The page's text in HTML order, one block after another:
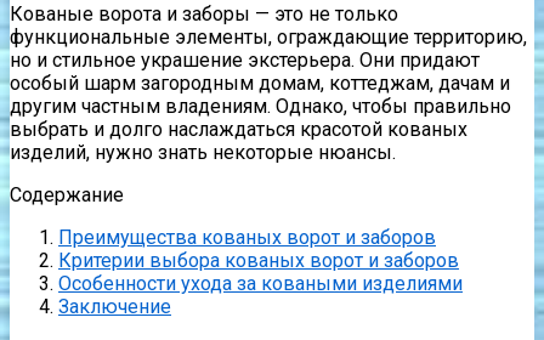
Кованые ворота и заборы — это не только
функциональные элементы, ограждающие территорию,
но и стильное украшение экстерьера. Они придают
особый шарм загородным домам, коттеджам, дачам и
другим частным владениям. Однако, чтобы правильно
выбрать и долго наслаждаться красотой кованых
изделий, нужно знать некоторые нюансы.
Содержание
Преимущества кованых ворот и заборов
Критерии выбора кованых ворот и заборов
Особенности ухода за коваными изделиями
Заключение